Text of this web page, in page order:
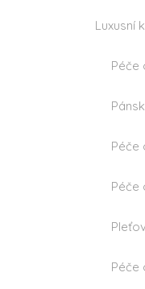
Luxusní
Péče
Péče
Péče
Péče